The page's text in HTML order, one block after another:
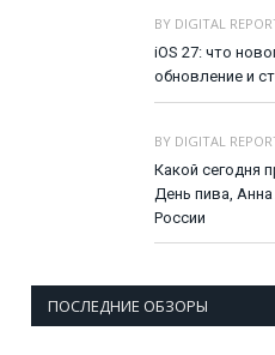
BY DIGITAL
iOS 27: что
обновление и
BY DIGITAL
Какой сегодня
День пива,
России
ПОСЛЕДНИЕ ОБЗОРЫ